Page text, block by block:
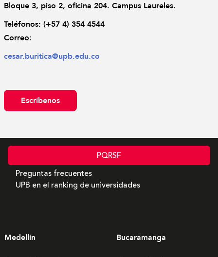
Bloque 3, piso 2, oficina 204. Campus Laureles.
Teléfonos: (+57 4) 354 4544
Correo:
cesar.buritica@upb.edu.co
Escríbenos
PQRSF
Preguntas frecuentes
UPB en el ranking de universidades
Medellín Bucaramanga